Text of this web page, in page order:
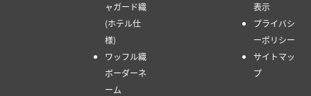
ャガード織
(ホテル仕
様)
ワッフル織
ボーダーネ
ーム
表示
プライバシ
ーポリシー
サイトマッ
プ